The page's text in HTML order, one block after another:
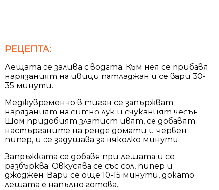
РЕЦЕПТА:
Лещата се залива с водата. Към нея се прибавя
нарязаният на ивици патладжан и се вари 30-
35 минути.
Меджувременно в тиган се запържват
нарязаният на ситно лук и счуканият чесън.
Щом придобият златист цвят, се добавят
настърганите на ренде домати и червен
пипер, и се задушава за няколко минути.
Запръжката се добавя при лещата и се
разбърква. Овкусява се със сол, пипер и
джоджен. Вари се още 10-15 минути, докато
лещата е напълно готова.